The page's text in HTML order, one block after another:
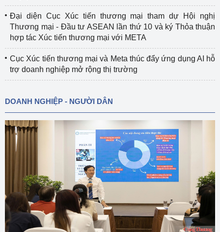
Đại diện Cục Xúc tiến thương mại tham dự Hội nghị
Thương mại - Đầu tư ASEAN lần thứ 10 và ký Thỏa thuận
hợp tác Xúc tiến thương mại với META
Cục Xúc tiến thương mại và Meta thúc đẩy ứng dụng AI hỗ
trợ doanh nghiệp mở rộng thị trường
DOANH NGHIỆP - NGƯỜI DÂN